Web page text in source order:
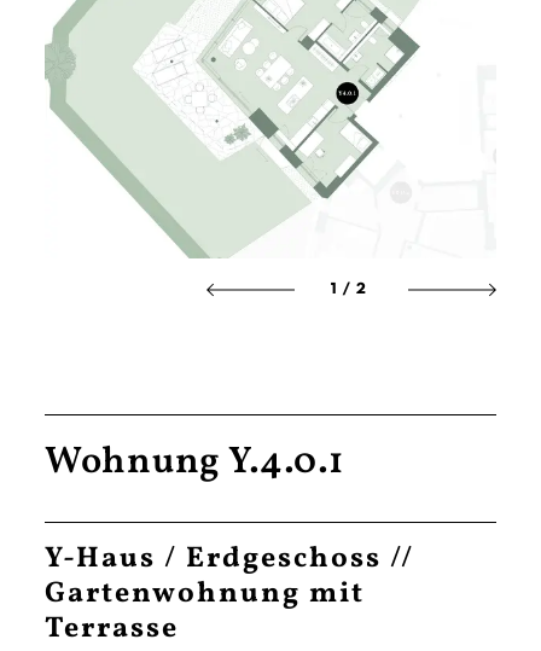
1 /2
Wohnung Y.4.0.1
Y-Haus / Erdgeschoss //
Gartenwohnung mit
Terrasse